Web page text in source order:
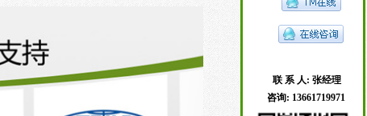
联 系 人: 张经理
咨询: 13661719971